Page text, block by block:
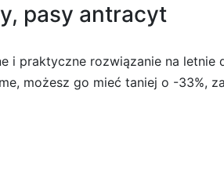
pasy antracyt
i praktyczne rozwiązanie na letnie
możesz go mieć taniej o -33%, za